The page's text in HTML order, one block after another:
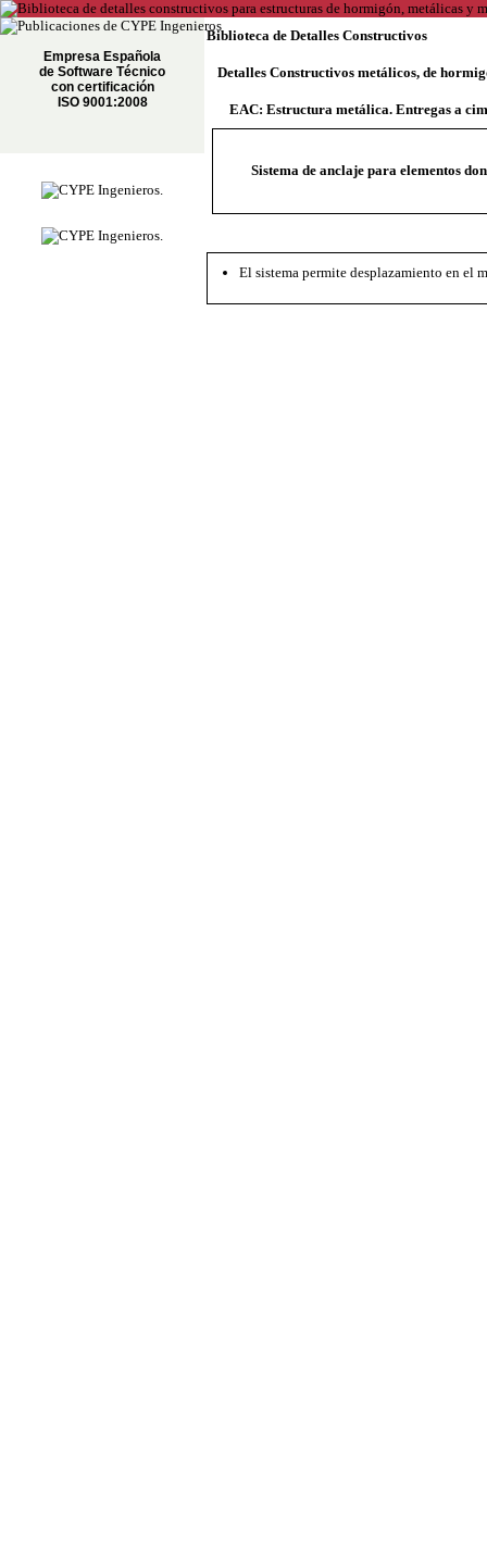
Empresa Española
de Software Técnico
con certificación
ISO 9001:2008
Biblioteca de Detalles Constructivos
Detalles Constructivos metálicos, de
EAC: Estructura metálica. Entregas a
Sistema de anclaje para elementos
El sistema permite desplazamiento en el